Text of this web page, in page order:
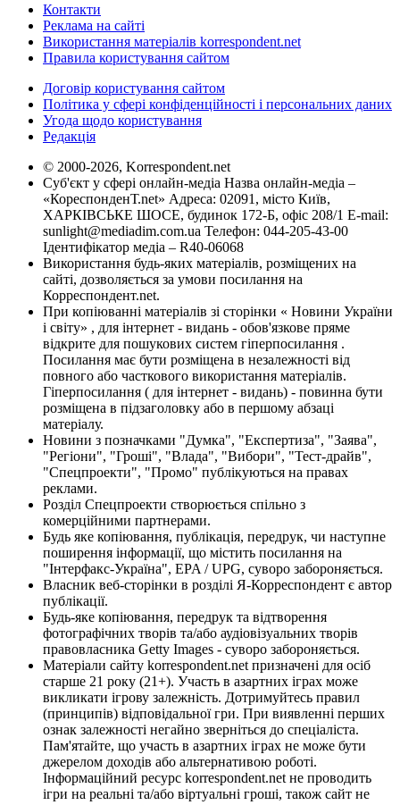
Контакти
Реклама на сайті
Використання матеріалів korrespondent.net
Правила користування сайтом
Договір користування сайтом
Політика у сфері конфіденційності і персональних даних
Угода щодо користування
Редакція
© 2000-2026, Korrespondent.net
Суб'єкт у сфері онлайн-медіа Назва онлайн-медіа –
«КореспонденТ.net» Адреса: 02091, місто Київ,
ХАРКІВСЬКЕ ШОСЕ, будинок 172-Б, офіс 208/1 E-mail:
sunlight@mediadim.com.ua Телефон: 044-205-43-00
Ідентифікатор медіа – R40-06068
Використання будь-яких матеріалів, розміщених на
сайті, дозволяється за умови посилання на
Корреспондент.net.
При копіюванні матеріалів зі сторінки « Новини України
і світу» , для інтернет - видань - обов'язкове пряме
відкрите для пошукових систем гіперпосилання .
Посилання має бути розміщена в незалежності від
повного або часткового використання матеріалів.
Гіперпосилання ( для інтернет - видань) - повинна бути
розміщена в підзаголовку або в першому абзаці
матеріалу.
Новини з позначками "Думка", "Експертиза", "Заява",
"Регіони", "Гроші", "Влада", "Вибори", "Тест-драйв",
"Спецпроекти", "Промо" публікуються на правах
реклами.
Розділ Спецпроекти створюється спільно з
комерційними партнерами.
Будь яке копіювання, публікація, передрук, чи наступне
поширення інформації, що містить посилання на
"Інтерфакс-Україна", EPA / UPG, суворо забороняється.
Власник веб-сторінки в розділі Я-Корреспондент є автор
публікації.
Будь-яке копіювання, передрук та відтворення
фотографічних творів та/або аудіовізуальних творів
правовласника Getty Images - суворо забороняється.
Матеріали сайту korrespondent.net призначені для осіб
старше 21 року (21+). Участь в азартних іграх може
викликати ігрову залежність. Дотримуйтесь правил
(принципів) відповідальної гри. При виявленні перших
ознак залежності негайно зверніться до спеціаліста.
Пам'ятайте, що участь в азартних іграх не може бути
джерелом доходів або альтернативою роботі.
Інформаційний ресурс korrespondent.net не проводить
ігри на реальні та/або віртуальні гроші, також сайт не